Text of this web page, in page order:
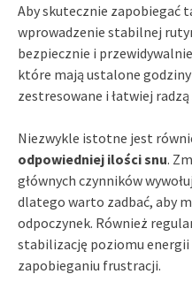
Aby skutecznie zapobiegać
wprowadzenie stabilnej
bezpiecznie i
które mają ustalone
zestresowane i łatwiej
Niezwykle istotne jest
odpowiedniej ilości snu.
głównych czynników
dlatego warto zadbać, aby
odpoczynek. Również
stabilizację poziomu
zapobieganiu frustracji.